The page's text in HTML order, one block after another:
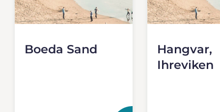
Boeda Sand
Hangvar,
Ihreviken